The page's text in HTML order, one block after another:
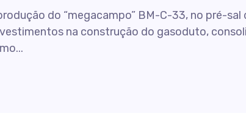
do “megacampo” BM-C-33, no pré-
na construção do gasoduto,